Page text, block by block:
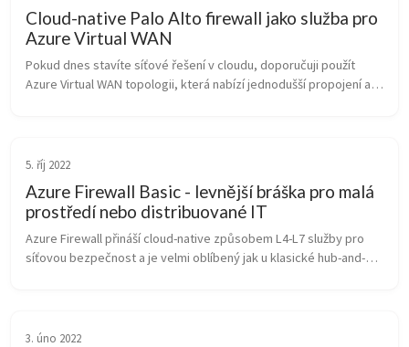
Cloud-native Palo Alto firewall jako služba pro
Azure Virtual WAN
Pokud dnes stavíte síťové řešení v cloudu, doporučuji použít
Azure Virtual WAN topologii, která nabízí jednodušší propojení a
5. říj 2022
Azure Firewall Basic - levnější bráška pro malá
prostředí nebo distribuované IT
Azure Firewall přináší cloud-native způsobem L4-L7 služby pro
síťovou bezpečnost a je velmi oblíbený jak u klasické hub-and-
3. úno 2022